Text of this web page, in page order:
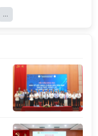
...